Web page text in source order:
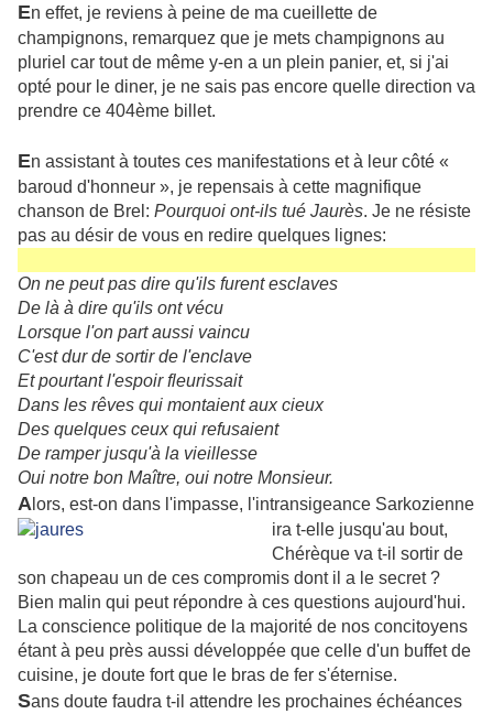
En effet, je reviens à peine de ma cueillette de
champignons, remarquez que je mets champignons au
pluriel car tout de même y-en a un plein panier, et, si j'ai
opté pour le diner, je ne sais pas encore quelle direction va
prendre ce 404ème billet.
En assistant à toutes ces manifestations et à leur côté «
baroud d'honneur », je repensais à cette magnifique
chanson de Brel: Pourquoi ont-ils tué Jaurès. Je ne résiste
pas au désir de vous en redire quelques lignes:
On ne peut pas dire qu'ils furent esclaves
De là à dire qu'ils ont vécu
Lorsque l'on part aussi vaincu
C'est dur de sortir de l'enclave
Et pourtant l'espoir fleurissait
Dans les rêves qui montaient aux cieux
Des quelques ceux qui refusaient
De ramper jusqu'à la vieillesse
Oui notre bon Maître, oui notre Monsieur.
A lors, est-on dans l'impasse, l'intransigeance Sarkozienne
ira t-elle jusqu'au bout,
Chérèque va t-il sortir de
son chapeau un de ces compromis dont il a le secret ?
Bien malin qui peut répondre à ces questions aujourd'hui.
La conscience politique de la majorité de nos concitoyens
étant à peu près aussi développée que celle d'un buffet de
cuisine, je doute fort que le bras de fer s'éternise.
Sans doute faudra t-il attendre les prochaines échéances